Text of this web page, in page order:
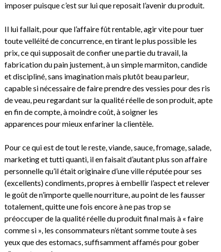
imposer puisque c’est sur lui que reposait l’avenir du produit.
Il lui fallait, pour que l’affaire fût rentable, agir vite pour tuer
toute velléité de concurrence, en tirant le plus possible les
prix, ce qui supposait de confier une partie du travail, la
fabrication du pain justement, à un simple marmiton, candide
et discipliné, sans imagination mais plutôt beau parleur,
capable si nécessaire de faire prendre des vessies pour des ris
de veau, peu regardant sur la qualité réelle de son produit, apte
en fin de compte, à moindre coût, à soigner les
apparences pour mieux enfariner la clientèle.
Pour ce qui est de tout le reste, viande, sauce, fromage, salade,
marketing et tutti quanti, il en faisait d’autant plus son affaire
personnelle qu’il était originaire d’une ville réputée pour ses
(excellents) condiments, propres à embellir l’aspect et relever
le goût de n’importe quelle nourriture, au point de les fausser
totalement, quitte une fois encore à ne pas trop se
préoccuper de la qualité réelle du produit final mais à « faire
comme si », les consommateurs n’étant somme toute à ses
yeux que des estomacs, suffisamment affamés pour gober